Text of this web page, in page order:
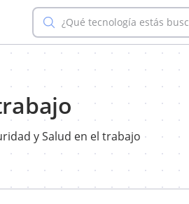
¿Qué tecnología estás
y Salud en el trabajo